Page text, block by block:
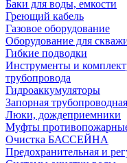
Баки для воды, емкости
Греющий кабель
Газовое оборудование
Оборудование для
Гибкие подводки
Инструменты и
трубопровода
Гидроаккумуляторы
Запорная
Люки, дождеприемники
Муфты
Очистка БАССЕЙНА
Предохранительная и